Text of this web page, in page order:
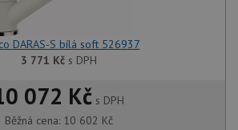
DARAS-S bílá soft 526937
3 771 Kčs DPH
072 Kč s DPH
Běžná cena: 10 602 Kč